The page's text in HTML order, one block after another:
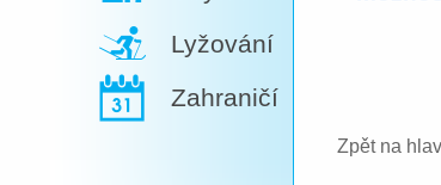
Lyžování
Zahraničí
Zpět na